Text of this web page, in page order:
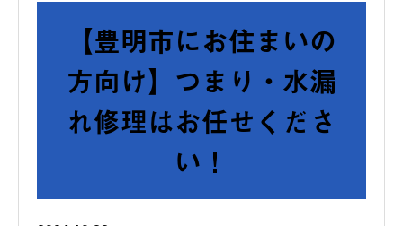
【豊明市にお住まいの
方向け】つまり・水漏
れ修理はお任せくださ
い！